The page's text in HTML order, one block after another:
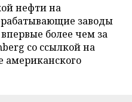
нефти на
заводы
более чем за
со ссылкой на
американского